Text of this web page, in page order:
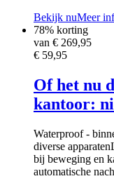
Bekijk nuMeer
78% korting
van € 269,95
€ 59,95
Of het nu
kantoor:
Waterproof -
diverse
bij beweging en
automatische